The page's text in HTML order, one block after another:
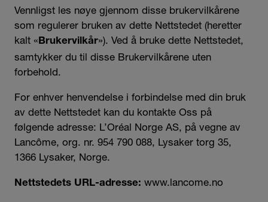
Vennligst les nøye gjennom disse brukervilkårene
som regulerer bruken av dette Nettstedet (heretter
kalt «Brukervilkår»). Ved å bruke dette Nettstedet,
samtykker du til disse Brukervilkårene uten
forbehold.
For enhver henvendelse i forbindelse med din bruk
av dette Nettstedet kan du kontakte Oss på
følgende adresse: L’Oréal Norge AS, på vegne av
Lancôme, org. nr. 954 790 088, Lysaker torg 35,
1366 Lysaker, Norge.
Nettstedets URL-adresse: www.lancome.no